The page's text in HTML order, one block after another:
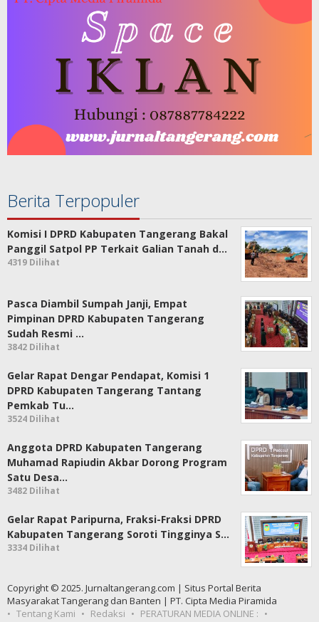
Berita Terpopuler
Komisi I DPRD Kabupaten Tangerang Bakal
Panggil Satpol PP Terkait Galian Tanah d…
4319 Dilihat
Pasca Diambil Sumpah Janji, Empat
Pimpinan DPRD Kabupaten Tangerang
Sudah Resmi …
3842 Dilihat
Gelar Rapat Dengar Pendapat, Komisi 1
DPRD Kabupaten Tangerang Tantang
Pemkab Tu…
3524 Dilihat
Anggota DPRD Kabupaten Tangerang
Muhamad Rapiudin Akbar Dorong Program
Satu Desa…
3482 Dilihat
Gelar Rapat Paripurna, Fraksi-Fraksi DPRD
Kabupaten Tangerang Soroti Tingginya S…
3334 Dilihat
Copyright © 2025. Jurnaltangerang.com | Situs Portal Berita
Masyarakat Tangerang dan Banten | PT. Cipta Media Piramida
Tentang Kami
Redaksi
PERATURAN MEDIA ONLINE :